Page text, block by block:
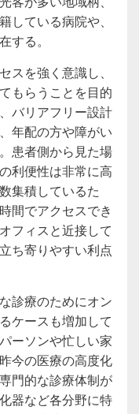
している病院や、
する。
スを強く意識し、
もらうことを目的
バリアフリー設計
年配の方や障がい
患者側から見た場
利便性は非常に高
集積しているた
間でアクセスでき
フィスと近接して
ち寄りやすい利点
診療のためにオン
ケースも増加して
ーソンや忙しい家
今の医療の高度化
門的な診療体制が
器など各分野に特